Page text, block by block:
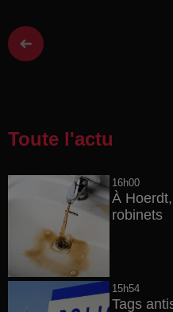
Toute l'actu
16h00
À
robinets
15h54
Tags